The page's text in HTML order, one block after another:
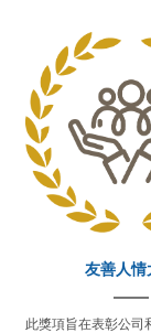
友善人情
此獎項旨在表彰公司